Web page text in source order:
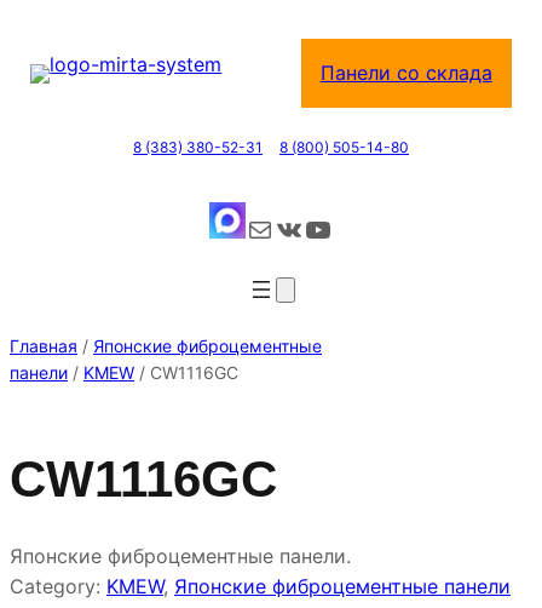
содержимому
Панели со склада
8 (383) 380-52-31 8 (800) 505-14-80
Почта ВКонтакте YouTube
Главная / Японские фиброцементные
панели / KMEW / CW1116GC
CW1116GC
Японские фиброцементные панели.
Category: KMEW, Японские фиброцементные панели